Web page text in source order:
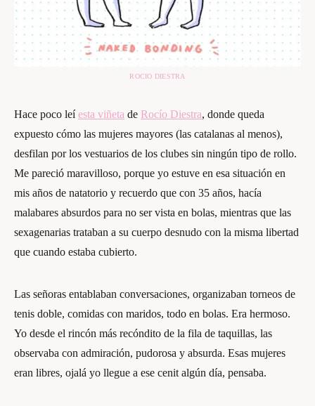
ROCIO DIESTRA
Hace poco leíesta viñeta de Rocío Diestra, donde queda
expuesto cómo las mujeres mayores (las catalanas al menos),
desfilan por los vestuarios de los clubes sin ningún tipo de rollo.
Me pareció maravilloso, porque yo estuve en esa situación en
mis años de natatorio y recuerdo que con 35 años, hacía
malabares absurdos para no ser vista en bolas, mientras que las
sexagenarias trataban a su cuerpo desnudo con la misma libertad
que cuando estaba cubierto.
Las señoras entablaban conversaciones, organizaban torneos de
tenis doble, comidas con maridos, todo en bolas. Era hermoso.
Yo desde el rincón más recóndito de la fila de taquillas, las
observaba con admiración, pudorosa y absurda. Esas mujeres
eran libres, ojalá yo llegue a ese cenit algún día, pensaba.